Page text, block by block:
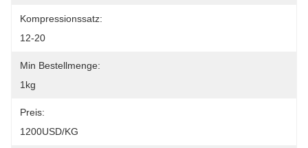
Kompressionssatz:
12-20
Min Bestellmenge:
1kg
Preis:
1200USD/KG